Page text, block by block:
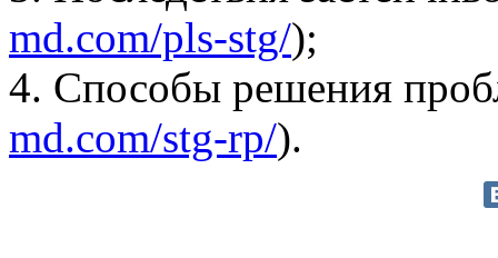
md.com/pls-stg/);
4. Способы решения
md.com/stg-rp/).